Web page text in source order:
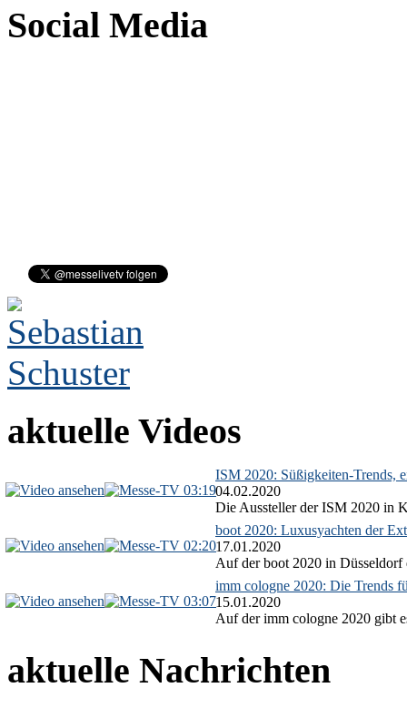
Social Media
aktuelle Videos
03:19
ISM 2020: Süßigkeiten-Trends,
04.02.2020
Die Aussteller der ISM 2020 in
02:20
boot 2020: Luxusyachten der
17.01.2020
Auf der boot 2020 in Düsseldorf
03:07
imm cologne 2020: Die Trends
15.01.2020
Auf der imm cologne 2020 gibt
aktuelle Nachrichten